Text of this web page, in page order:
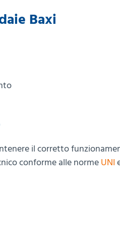
Baxi
il corretto
conforme alle norme UNI